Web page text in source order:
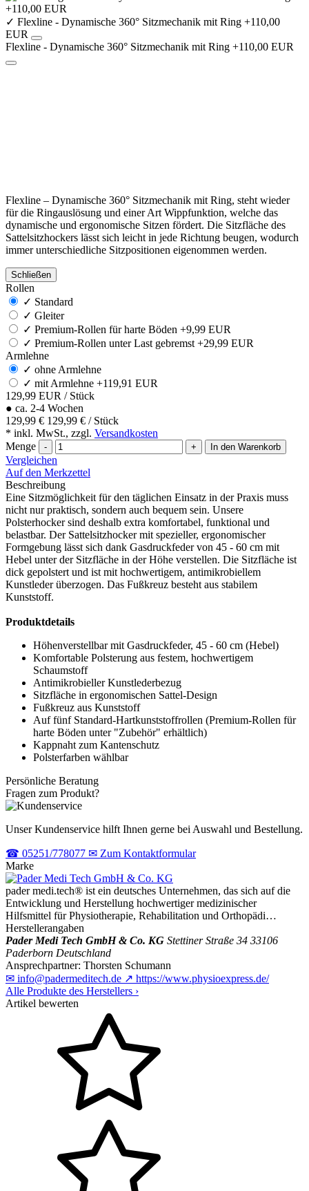
✓ Flexline - Dynamische 360° Sitzmechanik mit Ring +110,00
EUR
Flexline - Dynamische 360° Sitzmechanik mit Ring +110,00 EUR
Flexline – Dynamische 360° Sitzmechanik mit Ring, steht wieder
für die Ringauslösung und einer Art Wippfunktion, welche das
dynamische und ergonomische Sitzen fördert. Die Sitzfläche des
Sattelsitzhockers lässt sich leicht in jede Richtung beugen, wodurch
immer unterschiedliche Sitzpositionen eigenommen werden.
Schließen
Rollen
✓ Standard
✓ Gleiter
✓ Premium-Rollen für harte Böden +9,99 EUR
✓ Premium-Rollen unter Last gebremst +29,99 EUR
Armlehne
✓ ohne Armlehne
✓ mit Armlehne +119,91 EUR
129,99 EUR / Stück
● ca. 2-4 Wochen
129,99 € 129,99 € / Stück
* inkl. MwSt., zzgl. Versandkosten
Menge
- + In den Warenkorb
Vergleichen
Auf den Merkzettel
Beschreibung
Eine Sitzmöglichkeit für den täglichen Einsatz in der Praxis muss
nicht nur praktisch, sondern auch bequem sein. Unsere
Polsterhocker sind deshalb extra komfortabel, funktional und
belastbar. Der Sattelsitzhocker mit spezieller, ergonomischer
Formgebung lässt sich dank Gasdruckfeder von 45 - 60 cm mit
Hebel unter der Sitzfläche in der Höhe verstellen. Die Sitzfläche ist
dick gepolstert und ist mit hochwertigem, antimikrobiellem
Kunstleder überzogen. Das Fußkreuz besteht aus stabilem
Kunststoff.
Produktdetails
Höhenverstellbar mit Gasdruckfeder, 45 - 60 cm (Hebel)
Komfortable Polsterung aus festem, hochwertigem
Schaumstoff
Antimikrobieller Kunstlederbezug
Sitzfläche in ergonomischen Sattel-Design
Fußkreuz aus Kunststoff
Auf fünf Standard-Hartkunststoffrollen (Premium-Rollen für
harte Böden unter "Zubehör" erhältlich)
Kappnaht zum Kantenschutz
Polsterfarben wählbar
Persönliche Beratung
Fragen zum Produkt?
Unser Kundenservice hilft Ihnen gerne bei Auswahl und Bestellung.
☎ 05251/778077 ✉ Zum Kontaktformular
Marke
pader medi.tech® ist ein deutsches Unternehmen, das sich auf die
Entwicklung und Herstellung hochwertiger medizinischer
Hilfsmittel für Physiotherapie, Rehabilitation und Orthopädi…
Herstellerangaben
Pader Medi Tech GmbH & Co. KG Stettiner Straße 34 33106
Paderborn Deutschland
Ansprechpartner: Thorsten Schumann
✉ info@padermeditech.de ↗ https://www.physioexpress.de/
Alle Produkte des Herstellers ›
Artikel bewerten